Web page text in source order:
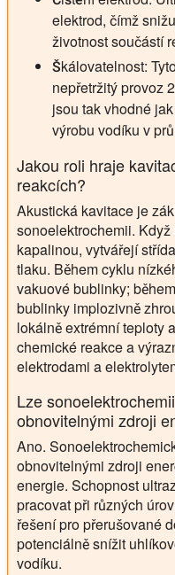
elektrod, čímž
životnost součástí
Škálovatelnost:
nepřetržitý provoz
jsou tak vhodné
výrobu vodíku v
Jakou roli hraje
reakcích?
Akustická kavitace je
sonoelektrochemii.
kapalinou, vytvářejí
tlaku. Během cyklu
vakuové bublinky;
bublinky implozivně
lokálně extrémní teploty
chemické reakce a
elektrodami a
Lze
obnovitelnými zdroji
Ano.
obnovitelnými zdroji
energie. Schopnost
pracovat při různých
řešení pro přerušované
potenciálně snížit
vodíku.